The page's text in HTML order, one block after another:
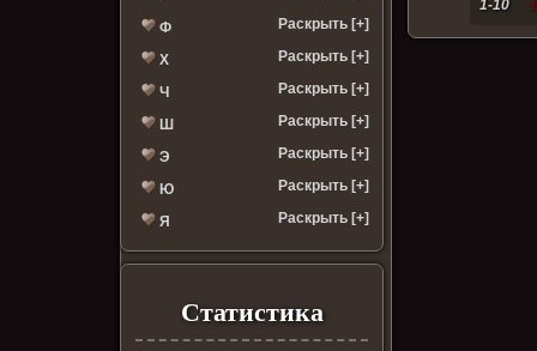
Ф Раскрыть [+]
Х Раскрыть [+]
Ч Раскрыть [+]
Ш Раскрыть [+]
Э Раскрыть [+]
Ю Раскрыть [+]
Я Раскрыть [+]
Статистика
1-10